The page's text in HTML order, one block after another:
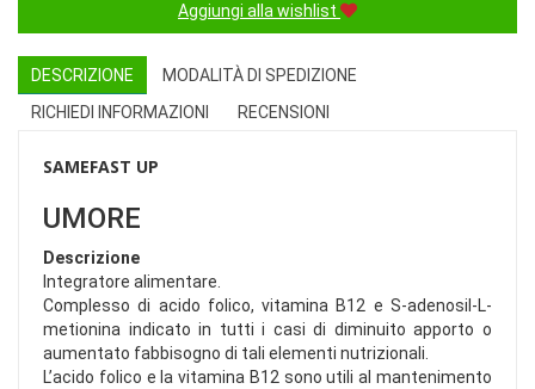
Aggiungi alla wishlist
DESCRIZIONE
MODALITÀ DI SPEDIZIONE
RICHIEDI INFORMAZIONI
RECENSIONI
SAMEFAST UP
UMORE
Descrizione
Integratore alimentare.
Complesso di acido folico, vitamina B12 e S-adenosil-L-
metionina indicato in tutti i casi di diminuito apporto o
aumentato fabbisogno di tali elementi nutrizionali.
L’acido folico e la vitamina B12 sono utili al mantenimento